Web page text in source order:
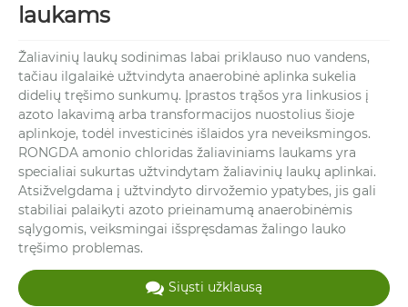
laukams
Žaliavinių laukų sodinimas labai priklauso nuo vandens,
tačiau ilgalaikė užtvindyta anaerobinė aplinka sukelia
didelių tręšimo sunkumų. Įprastos trąšos yra linkusios į
azoto lakavimą arba transformacijos nuostolius šioje
aplinkoje, todėl investicinės išlaidos yra neveiksmingos.
RONGDA amonio chloridas žaliaviniams laukams yra
specialiai sukurtas užtvindytam žaliavinių laukų aplinkai.
Atsižvelgdama į užtvindyto dirvožemio ypatybes, jis gali
stabiliai palaikyti azoto prieinamumą anaerobinėmis
sąlygomis, veiksmingai išspręsdamas žalingo lauko
tręšimo problemas.
Siųsti užklausą